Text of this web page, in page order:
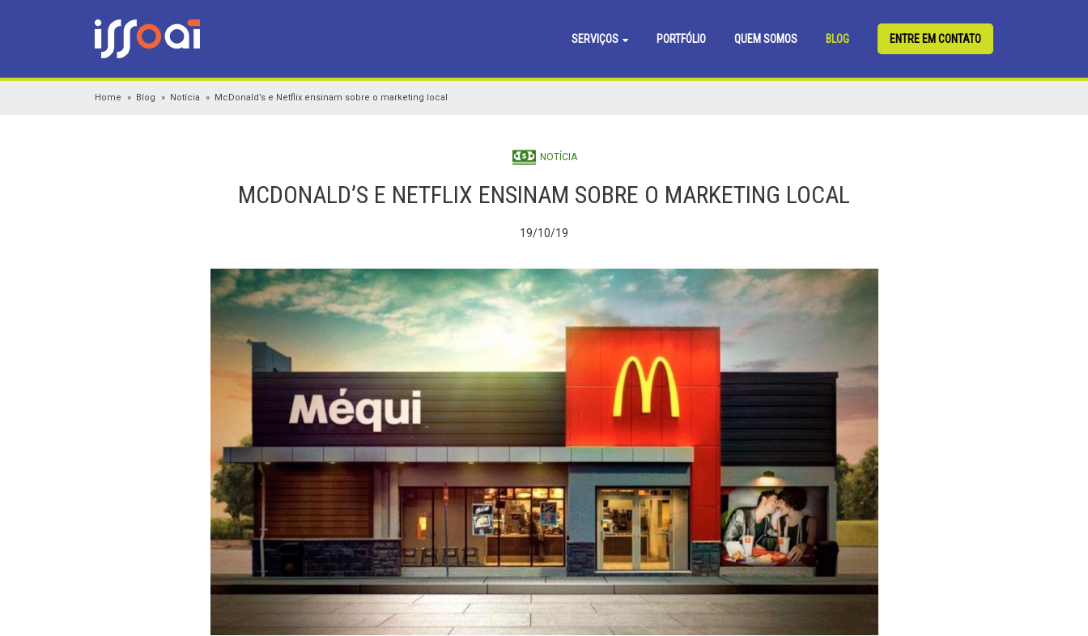
SERVIÇOS PORTFÓLIO QUEM SOMOS BLOG ENTRE EM CONTATO
Home Blog Notícia McDonald’s e Netflix ensinam sobre o marketing local
NOTÍCIA
MCDONALD’S E NETFLIX ENSINAM SOBRE O MARKETING LOCAL
19/10/19